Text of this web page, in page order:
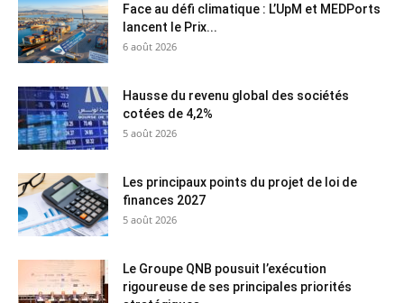
Face au défi climatique : L’UpM et MEDPorts
lancent le Prix...
6 août 2026
Hausse du revenu global des sociétés
cotées de 4,2%
5 août 2026
Les principaux points du projet de loi de
finances 2027
5 août 2026
Le Groupe QNB pousuit l’exécution
rigoureuse de ses principales priorités